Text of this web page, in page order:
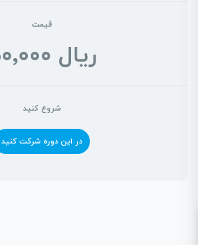
قیمت
شروع کنید
در این دوره شرکت کنید